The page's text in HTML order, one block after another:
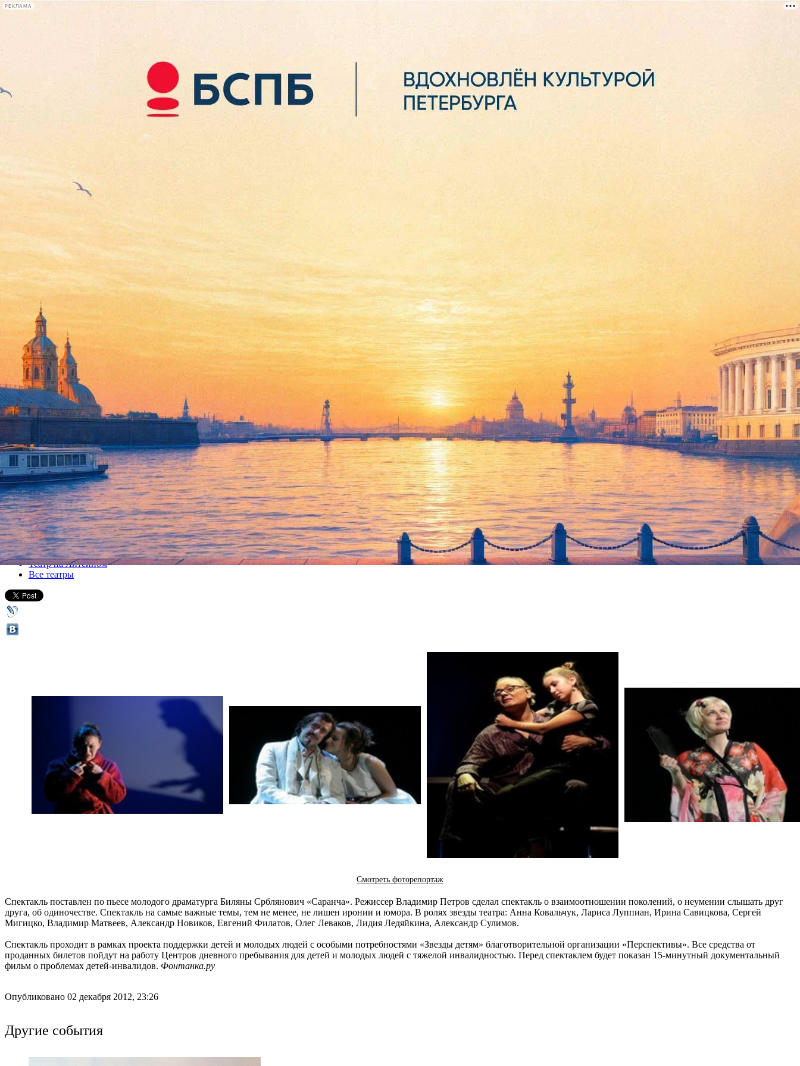
РЕКЛАМА
лекции
книги
Спектакль «NIGHT and DAY» в рамках благотворительного проекта «Звезды детям»
03 декабря 2012, понедельник,19.00
Версия для печати
Все спектакли
Театр на Литейном
Все театры
Смотреть фоторепортаж
Спектакль поставлен по пьесе молодого драматурга Биляны Срблянович «Саранча». Режиссер Владимир Петров сделал спектакль о взаимоотношении поколений, о неумении слышать друг
друга, об одиночестве. Спектакль на самые важные темы, тем не менее, не лишен иронии и юмора. В ролях звезды театра: Анна Ковальчук, Лариса Луппиан, Ирина Савицкова, Сергей
Мигицко, Владимир Матвеев, Александр Новиков, Евгений Филатов, Олег Леваков, Лидия Ледяйкина, Александр Сулимов.
Спектакль проходит в рамках проекта поддержки детей и молодых людей с особыми потребностями «Звезды детям» благотворительной организации «Перспективы». Все средства от
проданных билетов пойдут на работу Центров дневного пребывания для детей и молодых людей с тяжелой инвалидностью. Перед спектаклем будет показан 15-минутный документальный
фильм о проблемах детей-инвалидов. Фонтанка.ру
Опубликовано 02 декабря 2012, 23:26
Другие события